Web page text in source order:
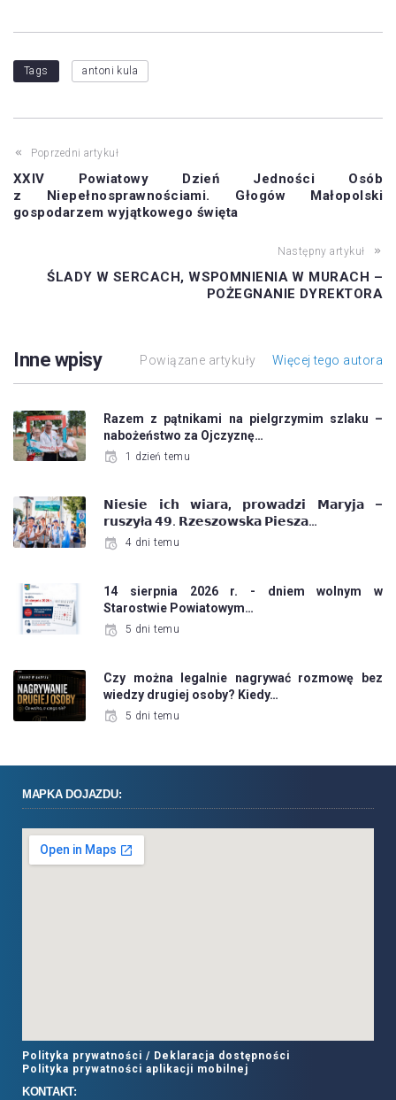
Tags antoni kula
Poprzedni artykuł
XXIV Powiatowy Dzień Jedności Osób
z Niepełnosprawnościami. Głogów Małopolski
gospodarzem wyjątkowego święta
Następny artykuł
ŚLADY W SERCACH, WSPOMNIENIA W MURACH –
POŻEGNANIE DYREKTORA
Inne wpisy Powiązane artykuły Więcej tego autora
Razem z pątnikami na pielgrzymim szlaku –
nabożeństwo za Ojczyznę…
1 dzień temu
𝗡𝗶𝗲𝘀𝗶𝗲 𝗶𝗰𝗵 𝘄𝗶𝗮𝗿𝗮, 𝗽𝗿𝗼𝘄𝗮𝗱𝘇𝗶 𝗠𝗮𝗿𝘆𝗷𝗮 –
𝗿𝘂𝘀𝘇𝘆ł𝗮 𝟰𝟵. 𝗥𝘇𝗲𝘀𝘇𝗼𝘄𝘀𝗸𝗮 𝗣𝗶𝗲𝘀𝘇𝗮…
4 dni temu
14 sierpnia 2026 r. - dniem wolnym w
Starostwie Powiatowym…
5 dni temu
Czy można legalnie nagrywać rozmowę bez
wiedzy drugiej osoby? Kiedy…
5 dni temu
MAPKA DOJAZDU:
Polityka prywatności / Deklaracja dostępności
Polityka prywatności aplikacji mobilnej
KONTAKT: